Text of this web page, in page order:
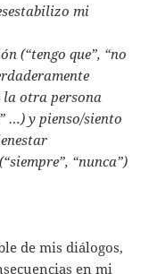
mi
(“tengo que”, “no
la otra persona
…) y pienso/siento
“nunca”)
de mis diálogos,
en mi